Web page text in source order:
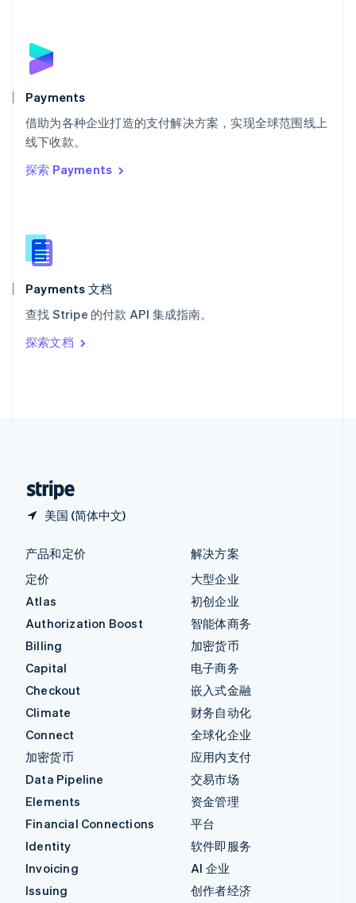
Payments
借助为各种企业打造的支付解决方案，实现全球范围线上
线下收款。
探索 Payments
Payments 文档
查找 Stripe 的付款 API 集成指南。
探索文档
美国 (简体中文)
English
斯洛文尼亚
泰国
ไทยEnglish
希腊
English
西班牙
新西兰
English
匈牙利
English
ItalianoEnglish
印度
English
产品和定价
定价
Atlas
Authorization Boost
Billing
Capital
Checkout
Climate
Connect
加密货币
Data Pipeline
Elements
Financial Connections
Identity
Invoicing
Issuing
解决方案
大型企业
初创企业
智能体商务
加密货币
电子商务
嵌入式金融
财务自动化
全球化企业
应用内支付
交易市场
资金管理
平台
软件即服务
AI 企业
创作者经济